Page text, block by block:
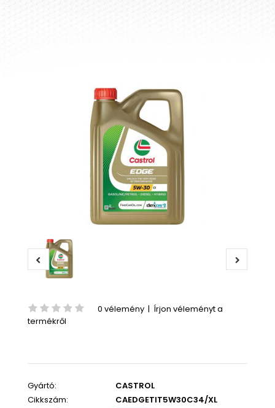
0 vélemény | Írjon véleményt a
termékről
Gyártó:
CASTROL
Cikkszám:
CAEDGETIT5W30C34/XL